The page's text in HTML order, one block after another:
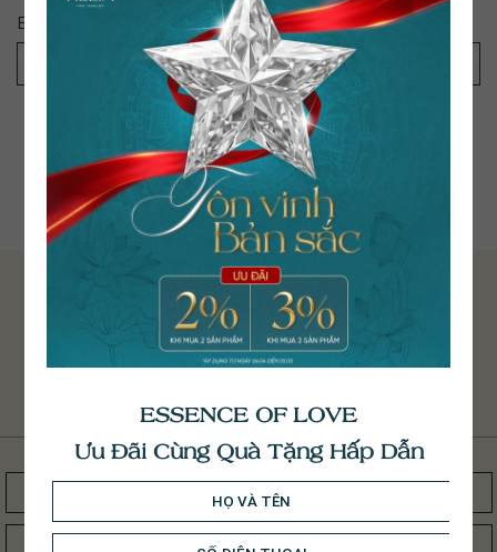
Bạn biết Helia từ đâu?
ĐĂNG KÝ NGAY
NHẬN TƯ VẤN TỪ HELIA
ESSENCE OF LOVE
Ưu Đãi Cùng Quà Tặng Hấp Dẫn